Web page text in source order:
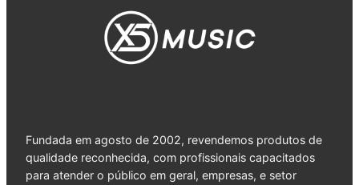
Fundada em agosto de 2002, revendemos produtos de
qualidade reconhecida, com profissionais capacitados
para atender o público em geral, empresas, e setor